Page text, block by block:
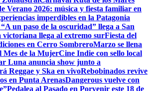
Verano 2026: música y fiesta familiar en
imperdibles en la Patagonia
un paso de la oscuridad” llega a San
victoriana llega al extremo surFiesta del
en Cerro SombreroMarzo se llena
Mes de la MujerCine Indie con sello local
Luna anuncia show junto a
Reggae y Ska en vivoRebobinados revive
en Punta ArenasDangerous vuelve con
Pedalea al Pasado en Porvenir este 18 de